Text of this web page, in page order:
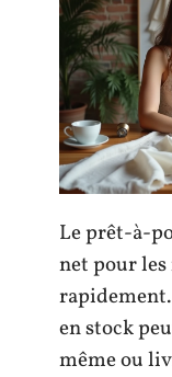
Le prêt-à-
net pour les
en stock
même ou